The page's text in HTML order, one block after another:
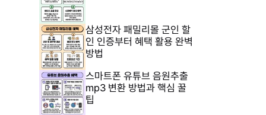
삼성전자 패밀리몰 군인 할
인 인증부터 혜택 활용 완벽
방법
스마트폰 유튜브 음원추출
mp3 변환 방법과 핵심 꿀
팁